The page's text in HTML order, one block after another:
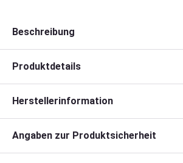
Beschreibung
Produktdetails
Herstellerinformation
Angaben zur Produktsicherheit